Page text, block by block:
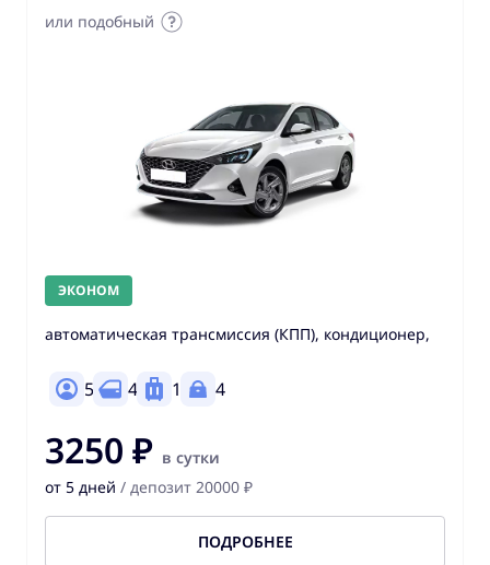
или подобный
ЭКОНОМ
автоматическая трансмиссия (КПП), кондиционер,
5 4 1 4
3250 ₽ в сутки
от 5 дней / депозит 20000 ₽
ПОДРОБНЕЕ